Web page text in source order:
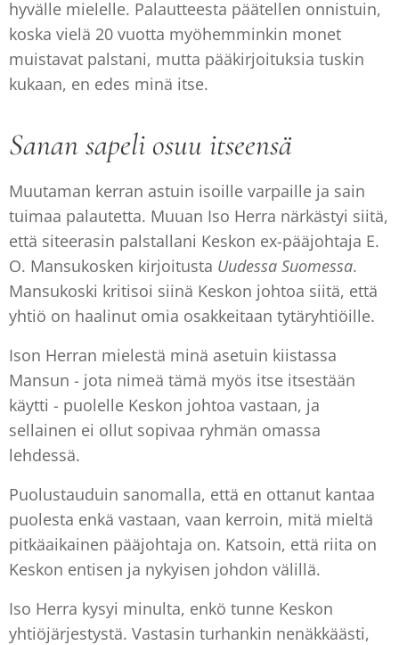
hyvälle mielelle. Palautteesta päätellen onnistuin,
koska vielä 20 vuotta myöhemminkin monet
muistavat palstani, mutta pääkirjoituksia tuskin
kukaan, en edes minä itse.
Sanan sapeli osuu itseensä
Muutaman kerran astuin isoille varpaille ja sain
tuimaa palautetta. Muuan Iso Herra närkästyi siitä,
että siteerasin palstallani Keskon ex-pääjohtaja E.
O. Mansukosken kirjoitusta Uudessa Suomessa.
Mansukoski kritisoi siinä Keskon johtoa siitä, että
yhtiö on haalinut omia osakkeitaan tytäryhtiöille.
Ison Herran mielestä minä asetuin kiistassa
Mansun - jota nimeä tämä myös itse itsestään
käytti - puolelle Keskon johtoa vastaan, ja
sellainen ei ollut sopivaa ryhmän omassa
lehdessä.
Puolustauduin sanomalla, että en ottanut kantaa
puolesta enkä vastaan, vaan kerroin, mitä mieltä
pitkäaikainen pääjohtaja on. Katsoin, että riita on
Keskon entisen ja nykyisen johdon välillä.
Iso Herra kysyi minulta, enkö tunne Keskon
yhtiöjärjestystä. Vastasin turhankin nenäkkäästi,